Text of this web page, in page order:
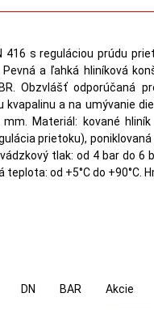
416 s reguláciou prúdu
a ľahká hliníková
Obzvlášť odporúčaná
kvapalinu a na umývanie
Materiál: kované hliník
prietoku),
tlak: od 4 bar do 6
teplota: od +5°C do +90°C.
DN BAR Akcie